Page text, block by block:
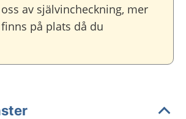
av självincheckning, mer
på plats då du